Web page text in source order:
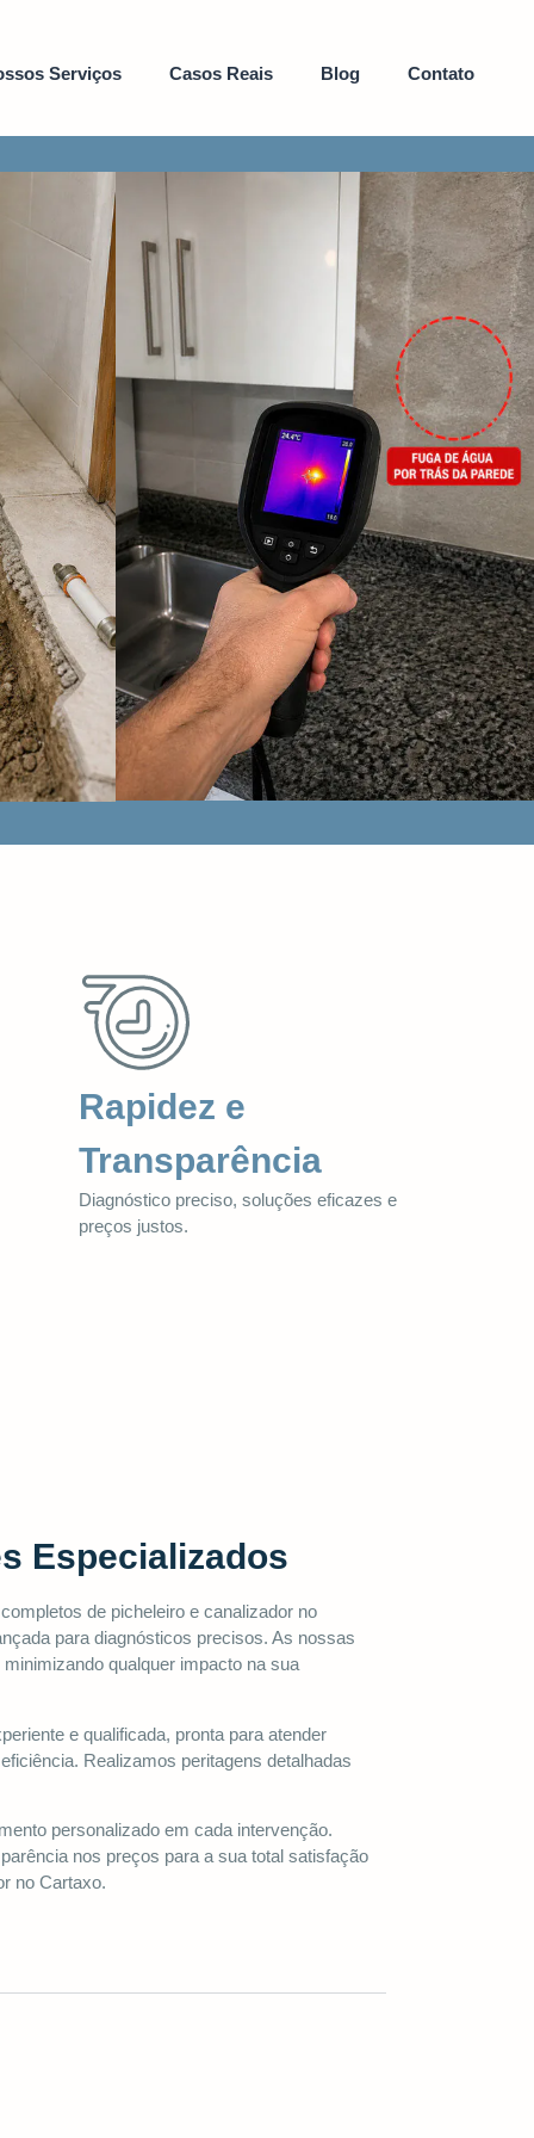
Serviços Casos Reais Blog Contato
Rapidez e
Transparência
Diagnóstico preciso, soluções eficazes e
preços justos.
Especializados
de picheleiro e canalizador no
para diagnósticos precisos. As nossas
qualquer impacto na sua
e qualificada, pronta para atender
Realizamos peritagens detalhadas
personalizado em cada intervenção.
nos preços para a sua total satisfação
no Cartaxo.